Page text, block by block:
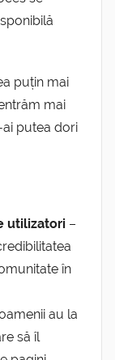
puțin mai
mai
putea dori
utilizatori –
în
au la
să îl